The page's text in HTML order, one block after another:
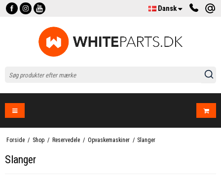
Dansk
Forside / Shop / Reservedele / Opvaskemaskiner / Slanger
Slanger